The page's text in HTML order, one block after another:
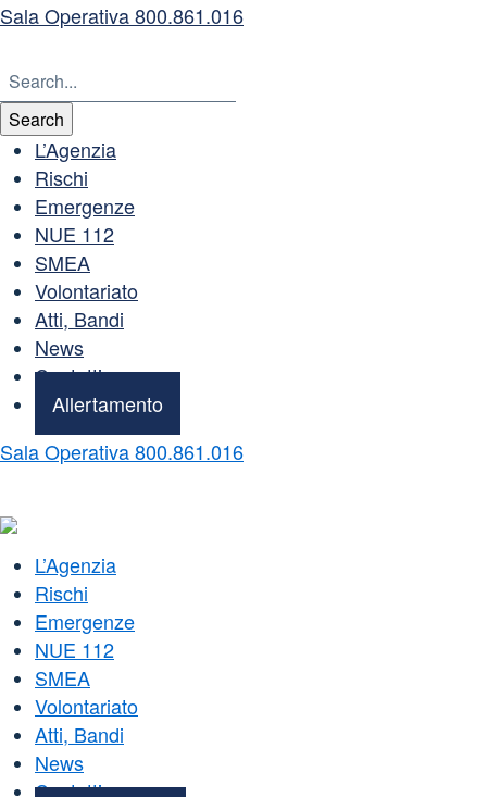
Sala Operativa 800.861.016
L’Agenzia
Rischi
Emergenze
NUE 112
SMEA
Volontariato
Atti, Bandi
News
Contatti
Allertamento
Sala Operativa 800.861.016
L’Agenzia
Rischi
Emergenze
NUE 112
SMEA
Volontariato
Atti, Bandi
News
Contatti